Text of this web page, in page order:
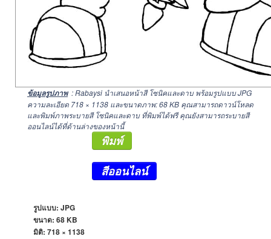
ข้อมูลรูปภาพ : Rabaysi นำเสนอหน้าสี โซนิคและดาบ พร้อมรูปแบบ JPG
ความละเอียด 718 × 1138 และขนาดภาพ: 68 KB คุณสามารถดาวน์โหลด
และพิมพ์ภาพระบายสี โซนิคและดาบ ที่พิมพ์ได้ฟรี คุณยังสามารถระบายสี
ออนไลน์ได้ที่ด้านล่างของหน้านี้
พิมพ์
สีออนไลน์
รูปแบบ: JPG
ขนาด: 68 KB
มิติ: 718 × 1138